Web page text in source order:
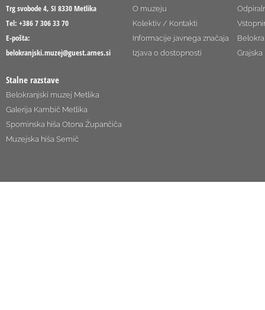
Trg svobode 4, SI 8330 Metlika
Tel: +386 7 306 33 70
E-pošta:
belokranjski.muzej@guest.arnes.si
O muzeju
Kolektiv / Kontakti
Informacije javnega značaja
Izjava o dostopnosti
Grajska
Stalne razstave
Belokranjski muzej Metlika
Galerija Kambič Metlika
Spominska hiša Otona Župančiča
Muzejska hiša Semič